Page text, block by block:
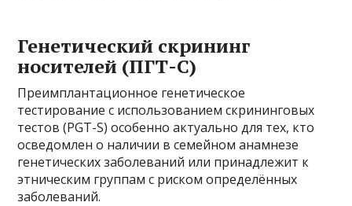
Генетический скрининг
носителей (ПГТ-С)
Преимплантационное генетическое
тестирование с использованием скрининговых
тестов (PGT-S) особенно актуально для тех, кто
осведомлен о наличии в семейном анамнезе
генетических заболеваний или принадлежит к
этническим группам с риском определённых
заболеваний.